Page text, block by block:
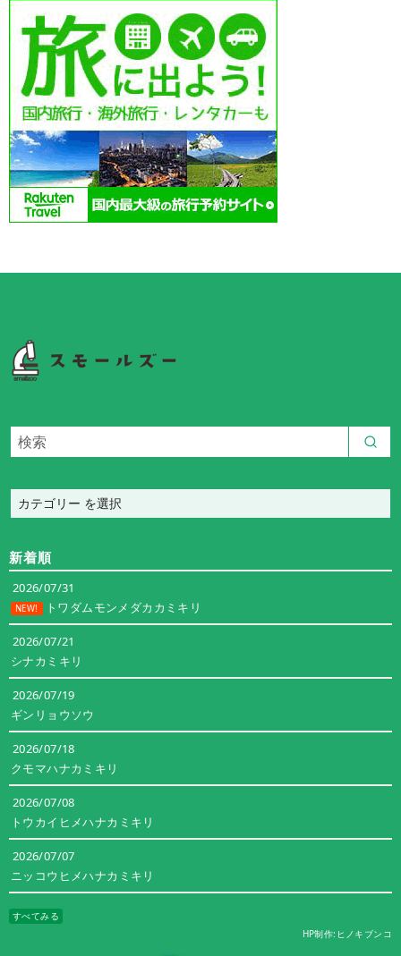
テ
リ
新着順
2026/07/31
NEW! トワダムモンメダカカミキリ
2026/07/21
シナカミキリ
2026/07/19
ギンリョウソウ
2026/07/18
クモマハナカミキリ
2026/07/08
トウカイヒメハナカミキリ
2026/07/07
ニッコウヒメハナカミキリ
すべてみる
HP制作:ヒノキブンコ